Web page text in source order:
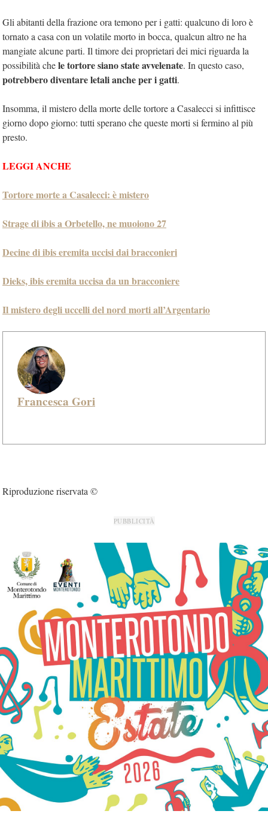
Gli abitanti della frazione ora temono per i gatti: qualcuno di loro è
tornato a casa con un volatile morto in bocca, qualcun altro ne ha
mangiate alcune parti. Il timore dei proprietari dei mici riguarda la
possibilità chele tortore siano state avvelenate. In questo caso,
potrebbero diventare letali anche per i gatti.
Insomma, il mistero della morte delle tortore a Casalecci si infittisce
giorno dopo giorno: tutti sperano che queste morti si fermino al più
presto.
LEGGI ANCHE
Tortore morte a Casalecci: è mistero
Strage di ibis a Orbetello, ne muoiono 27
Decine di ibis eremita uccisi dai bracconieri
Dieks, ibis eremita uccisa da un bracconiere
Il mistero degli uccelli del nord morti all’Argentario
Francesca Gori
Riproduzione riservata ©
PUBBLICITÀ